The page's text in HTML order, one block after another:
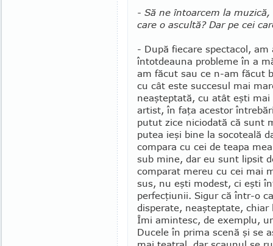
- Să ne întoarcem la
care o ascultă? Dar pe cei
- După fiecare spectacol, am
întotdeauna probleme în a
am făcut sau ce n-am făcut
cu cât este succesul mai
neaş­teptată, cu atât eşti mai
artist, în faţa acestor
putut zice niciodată că sunt
putea ieşi bine la so­co­teală
com­para cu cei de teapa
sub mine, dar eu sunt lipsit
comparat me­reu cu cei mai
sus, nu eşti modest, ci eşti
perfecţiunii. Sigur că într-o
dis­perate, neaş­tep­tate,
Îmi amin­tesc, de exemplu,
Du­cele în pri­ma scenă şi se